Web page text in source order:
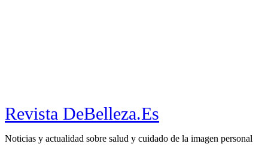
Revista DeBelleza.Es
Noticias y actualidad sobre salud y cuidado de la imagen personal